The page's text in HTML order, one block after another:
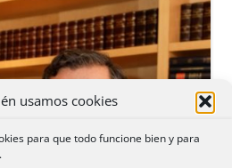
usamos cookies
para que todo funcione bien y para